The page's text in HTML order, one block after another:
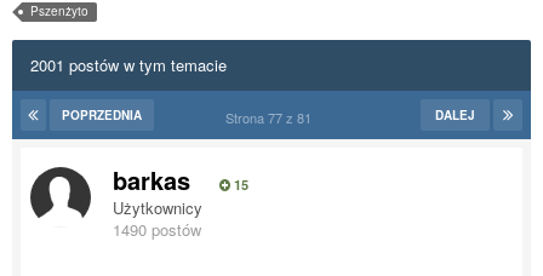
Pszenżyto
2001 postów w tym temacie
POPRZEDNIA DALEJ
Strona 77 z 81
barkas 15
Użytkownicy
1490 postów